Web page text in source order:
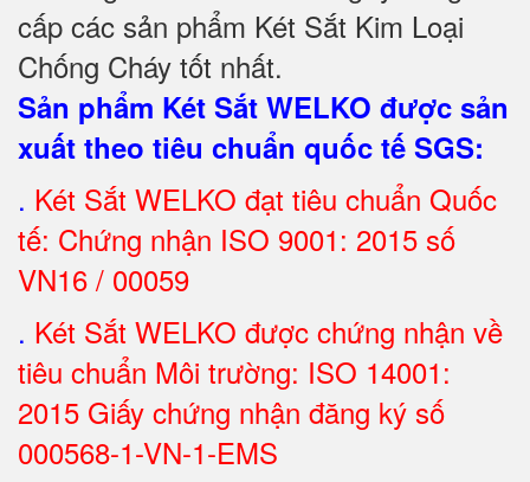
cấp các sản phẩm Két Sắt Kim Loại
Chống Cháy tốt nhất.
Sản phẩm Két Sắt WELKO được sản
xuất theo tiêu chuẩn quốc tế SGS:
. Két Sắt WELKO đạt tiêu chuẩn Quốc
tế: Chứng nhận ISO 9001: 2015 số
VN16 / 00059
. Két Sắt WELKO được chứng nhận về
tiêu chuẩn Môi trường: ISO 14001:
2015 Giấy chứng nhận đăng ký số
000568-1-VN-1-EMS